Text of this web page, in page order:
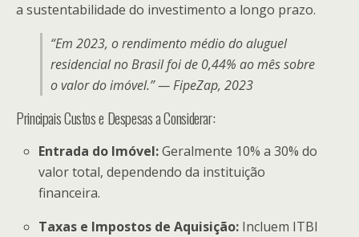
a sustentabilidade do investimento a longo prazo.
“Em 2023, o rendimento médio do aluguel
residencial no Brasil foi de 0,44% ao mês sobre
o valor do imóvel.” — FipeZap, 2023
Principais Custos e Despesas a Considerar:
Entrada do Imóvel:Geralmente 10% a 30% do
valor total, dependendo da instituição
financeira.
Taxas e Impostos de Aquisição: Incluem ITBI